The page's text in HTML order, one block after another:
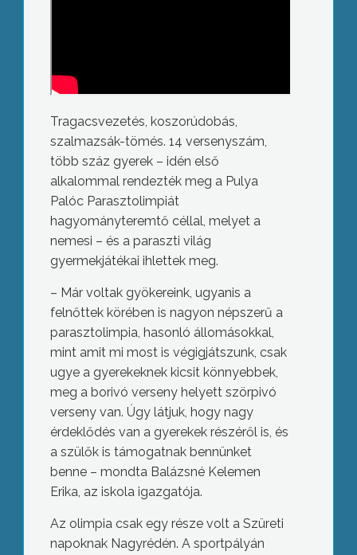
Tragacsvezetés, koszorúdobás,
szalmazsák-tömés. 14 versenyszám,
több száz gyerek – idén első
alkalommal rendezték meg a Pulya
Palóc Parasztolimpiát
hagyományteremtő céllal, melyet a
nemesi – és a paraszti világ
gyermekjátékai ihlettek meg.
– Már voltak gyökereink, ugyanis a
felnőttek körében is nagyon népszerű a
parasztolimpia, hasonló állomásokkal,
mint amit mi most is végigjátszunk, csak
ugye a gyerekeknek kicsit könnyebbek,
meg a borivó verseny helyett szörpivó
verseny van. Úgy látjuk, hogy nagy
érdeklődés van a gyerekek részéről is, és
a szülők is támogatnak bennünket
benne – mondta Balázsné Kelemen
Erika, az iskola igazgatója.
Az olimpia csak egy része volt a Szüreti
napoknak Nagyrédén. A sportpályán